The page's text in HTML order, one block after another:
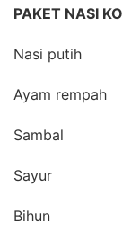
PAKET NASI
Nasi putih
Ayam rempah
Sambal
Sayur
Bihun